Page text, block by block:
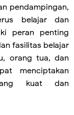
pendampingan,
belajar dan
peran penting
fasilitas belajar
orang tua, dan
menciptakan
kuat dan